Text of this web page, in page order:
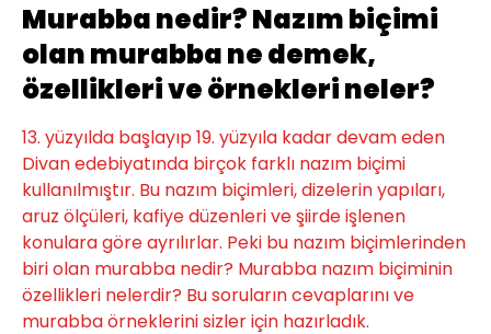
Murabba nedir? Nazım biçimi
olan murabba ne demek,
özellikleri ve örnekleri neler?
13. yüzyılda başlayıp 19. yüzyıla kadar devam eden
Divan edebiyatında birçok farklı nazım biçimi
kullanılmıştır. Bu nazım biçimleri, dizelerin yapıları,
aruz ölçüleri, kafiye düzenleri ve şiirde işlenen
konulara göre ayrılırlar. Peki bu nazım biçimlerinden
biri olan murabba nedir? Murabba nazım biçiminin
özellikleri nelerdir? Bu soruların cevaplarını ve
murabba örneklerini sizler için hazırladık.